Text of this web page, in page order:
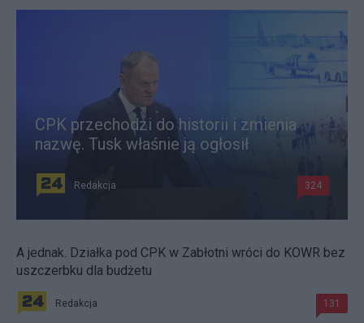
CPK przechodzi do historii i zmienia
nazwę. Tusk właśnie ją ogłosił
Redakcja 324
A jednak. Działka pod CPK w Zabłotni wróci do KOWR bez
uszczerbku dla budżetu
Redakcja 131